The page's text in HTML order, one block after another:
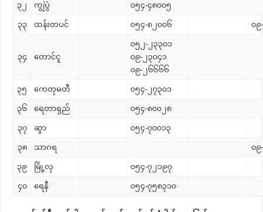
၃၂ ကျွဲပွဲ ၀၅၄-၄၈၀၀၅
၃၃ ထန်းတပင် ၀၅၄-၈၂၀၀၆ ၀၉
၃၄ တောင်ငူ
၀၅၂-၂၃၃၀၁
၀၉-၂၃၀၄၁
၀၉-၂၆၆၆၆
၃၅ ကေတုမတီ ၀၅၄-၂၇၃၀၁
၃၆ ရေတာရှည် ၀၅၄-၈၀၀၂၈
၃၇ ဆွာ ၀၅၄-၇၀၀၁၃
၃၈ သာဂရ ၀၉
၃၉ မြို့လှ ၀၅၄-၇၂၁၉၇
၄၀ ရေနီ ၀၅၄-၇၅၈၃၁၀